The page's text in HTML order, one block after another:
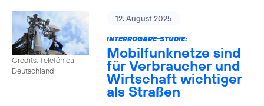
Credits: Telefónica
Deutschland
12. August 2025
INTERROGARE-STUDIE:
Mobilfunknetze sind
für Verbraucher und
Wirtschaft wichtiger
als Straßen